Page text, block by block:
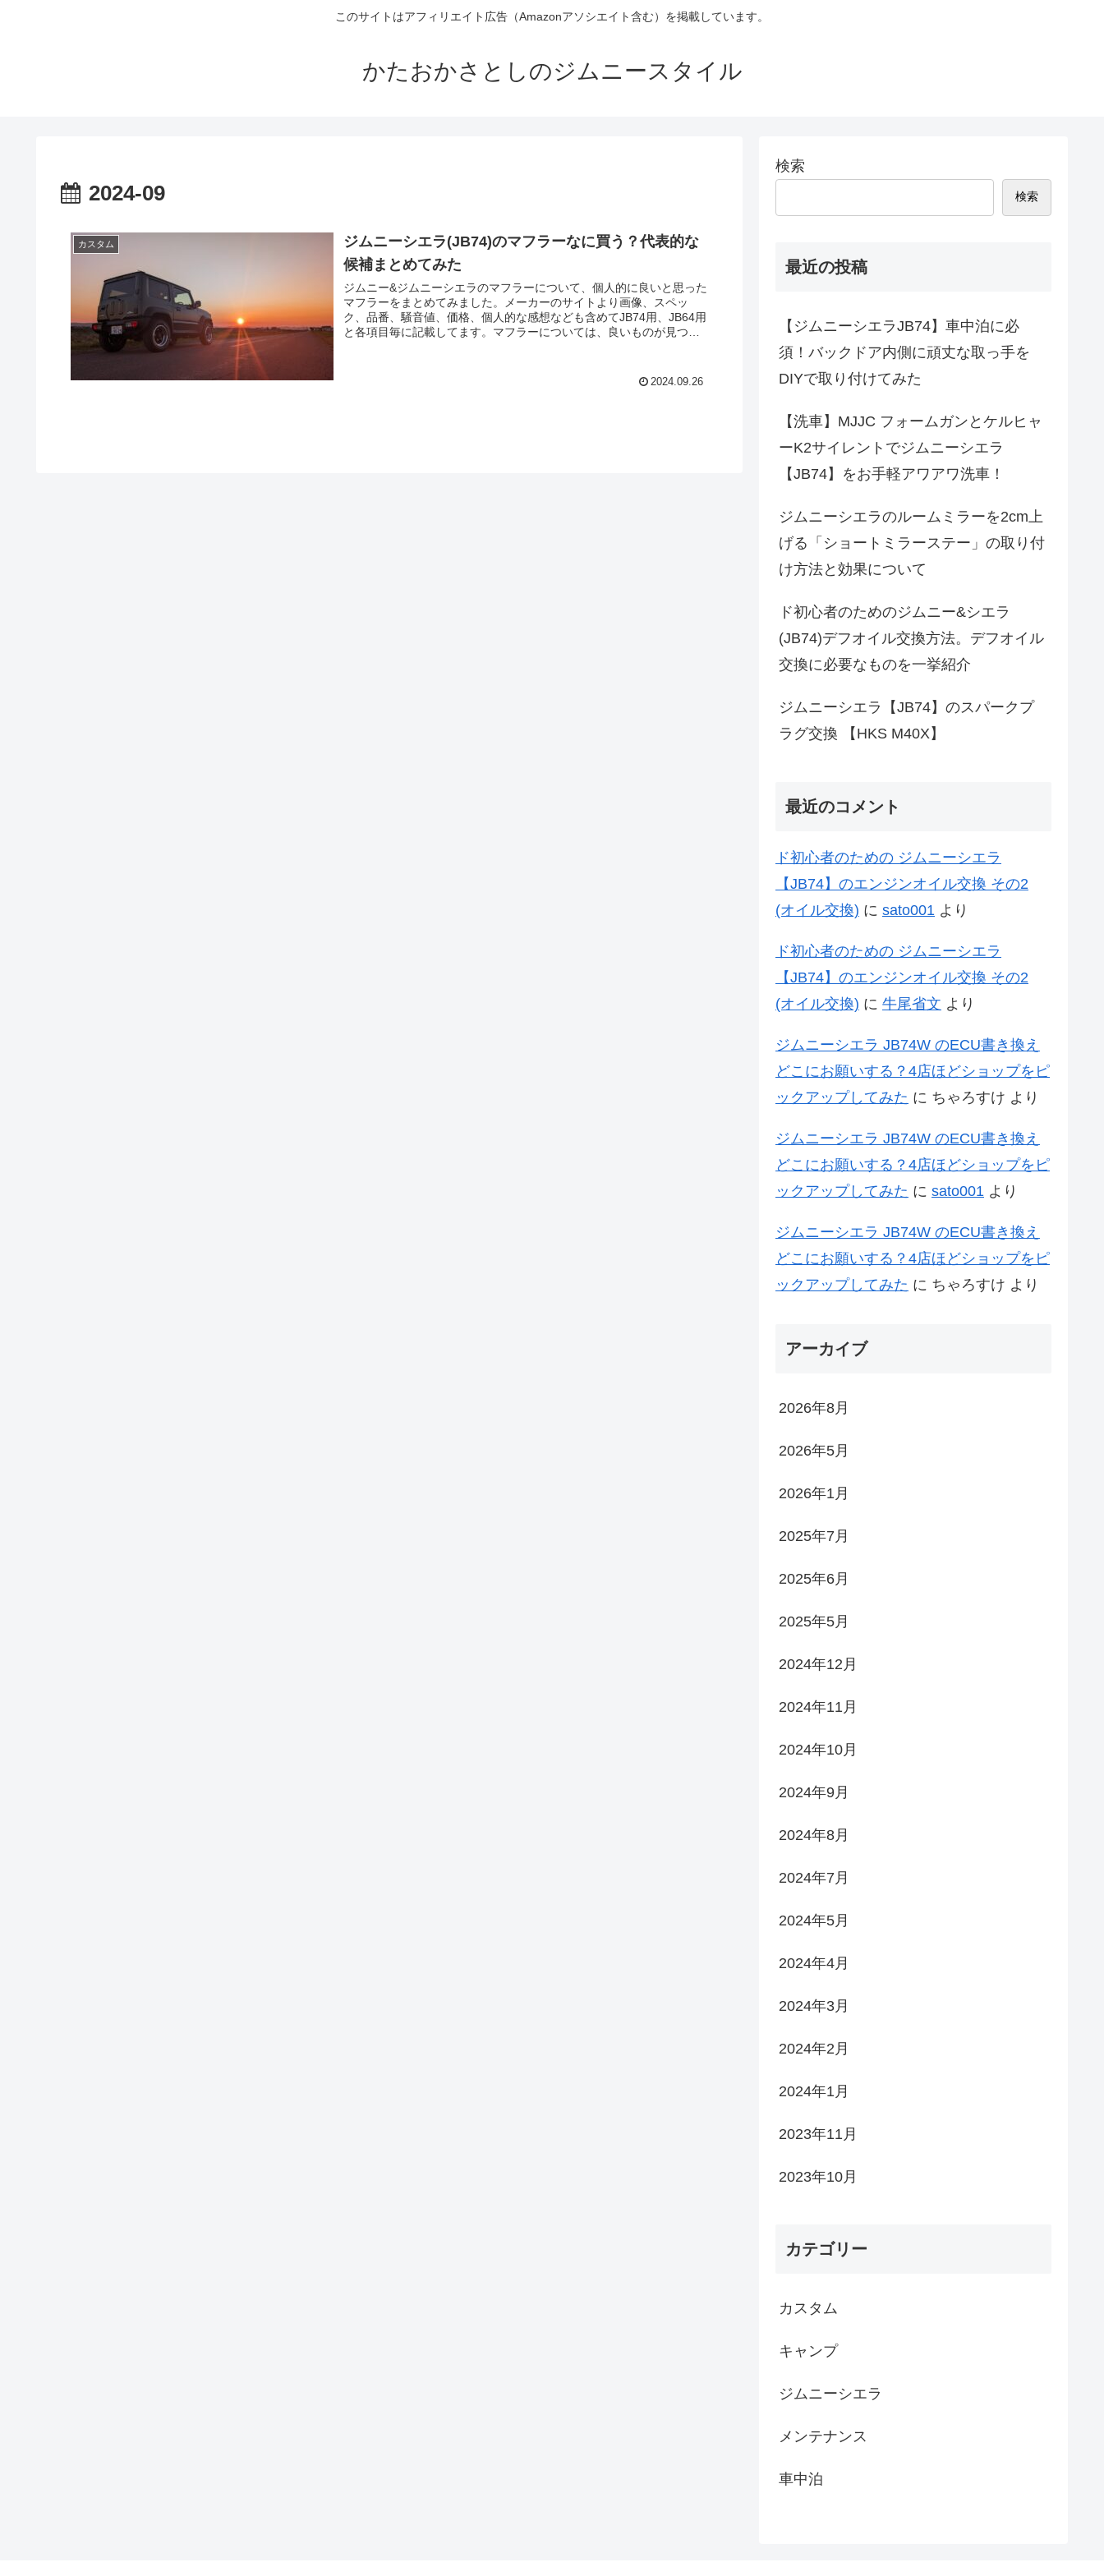
このサイトはアフィリエイト広告（Amazonアソシエイト含む）を掲載しています。
かたおかさとしのジムニースタイル
2024-09
カスタム
ジムニーシエラ(JB74)のマフラーなに買う？代表的な
候補まとめてみた
ジムニー&ジムニーシエラのマフラーについて、個人的に良いと思った
マフラーをまとめてみました。メーカーのサイトより画像、スペッ
ク、品番、騒音値、価格、個人的な感想なども含めてJB74用、JB64用
と各項目毎に記載してます。マフラーについては、良いものが見つか
2024.09.26
検索
検索
最近の投稿
【ジムニーシエラJB74】車中泊に必
須！バックドア内側に頑丈な取っ手を
DIYで取り付けてみた
【洗車】MJJC フォームガンとケルヒャ
ーK2サイレントでジムニーシエラ
【JB74】をお手軽アワアワ洗車！
ジムニーシエラのルームミラーを2cm上
げる「ショートミラーステー」の取り付
け方法と効果について
ド初心者のためのジムニー&シエラ
(JB74)デフオイル交換方法。デフオイル
交換に必要なものを一挙紹介
ジムニーシエラ【JB74】のスパークプ
ラグ交換 【HKS M40X】
最近のコメント
ド初心者のための ジムニーシエラ
【JB74】のエンジンオイル交換 その2
(オイル交換) に sato001 より
ド初心者のための ジムニーシエラ
【JB74】のエンジンオイル交換 その2
(オイル交換) に 牛尾省文 より
ジムニーシエラ JB74W のECU書き換え
どこにお願いする？4店ほどショップをピ
ックアップしてみた に ちゃろすけ より
ジムニーシエラ JB74W のECU書き換え
どこにお願いする？4店ほどショップをピ
ックアップしてみた に sato001 より
ジムニーシエラ JB74W のECU書き換え
どこにお願いする？4店ほどショップをピ
ックアップしてみた に ちゃろすけ より
アーカイブ
2026年8月
2026年5月
2026年1月
2025年7月
2025年6月
2025年5月
2024年12月
2024年11月
2024年10月
2024年9月
2024年8月
2024年7月
2024年5月
2024年4月
2024年3月
2024年2月
2024年1月
2023年11月
2023年10月
カテゴリー
カスタム
キャンプ
ジムニーシエラ
メンテナンス
車中泊